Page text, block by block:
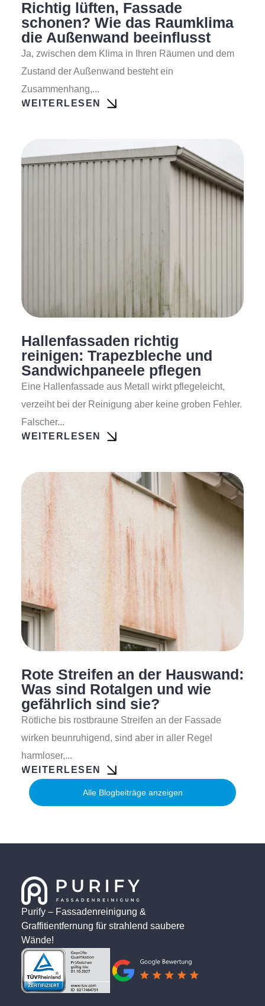
Richtig lüften, Fassade
schonen? Wie das Raumklima
die Außenwand beeinflusst
Ja, zwischen dem Klima in Ihren Räumen und dem
Zustand der Außenwand besteht ein
Zusammenhang,...
WEITERLESEN
Hallenfassaden richtig
reinigen: Trapezbleche und
Sandwichpaneele pflegen
Eine Hallenfassade aus Metall wirkt pflegeleicht,
verzeiht bei der Reinigung aber keine groben Fehler.
Falscher...
WEITERLESEN
Rote Streifen an der Hauswand:
Was sind Rotalgen und wie
gefährlich sind sie?
Rötliche bis rostbraune Streifen an der Fassade
wirken beunruhigend, sind aber in aller Regel
harmloser,...
WEITERLESEN
Alle Blogbeiträge anzeigen
Purify – Fassadenreinigung &
Graffitientfernung für strahlend saubere
Wände!